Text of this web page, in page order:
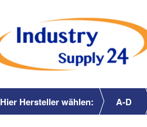
Hier Hersteller wählen: A-D